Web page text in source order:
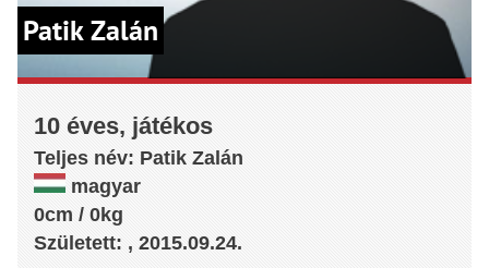
Patik Zalán
10 éves, játékos
Teljes név: Patik Zalán
magyar
0cm / 0kg
Született: , 2015.09.24.